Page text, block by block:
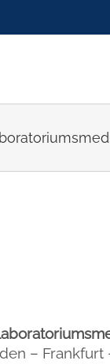
– Frankfurt